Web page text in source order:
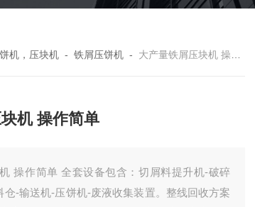
机，压块机 -铁屑压饼机 - 大产量铁屑压块机 操作简单
机 操作简单
操作简单 全套设备包含：切屑料提升机-破碎
仓-输送机-压饼机-废液收集装置。整线回收方案